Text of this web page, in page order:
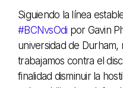
Siguiendo la línea
#BCNvsOdi por Gavin
universidad de
trabajamos contra el
finalidad disminuir la